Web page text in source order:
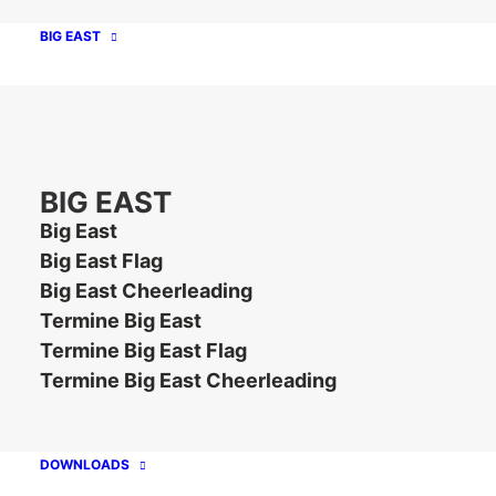
BIG EAST
BIG EAST
Big East
Big East Flag
Big East Cheerleading
Termine Big East
Termine Big East Flag
Termine Big East Cheerleading
DOWNLOADS
zweiten Mannschaft der Berlin Rebels, die
Unsere Partner